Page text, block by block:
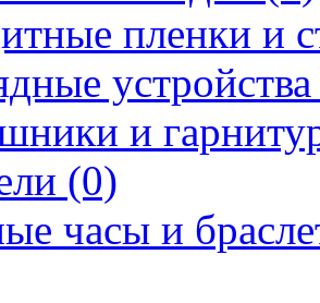
пленки и
и
(0)
часы и